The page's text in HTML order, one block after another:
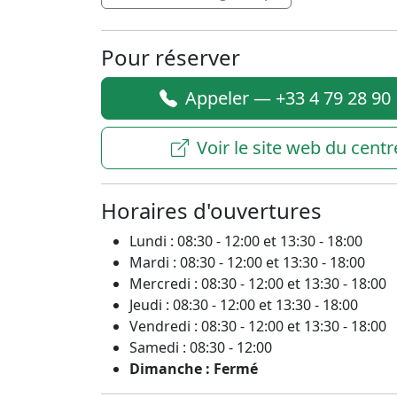
Pour réserver
Appeler — +33 4 79 28 90
Voir le site web du
Horaires d'ouvertures
Lundi : 08:30 - 12:00 et 13:30 - 18:00
Mardi : 08:30 - 12:00 et 13:30 - 18:00
Mercredi : 08:30 - 12:00 et 13:30 - 18:00
Jeudi : 08:30 - 12:00 et 13:30 - 18:00
Vendredi : 08:30 - 12:00 et 13:30 - 18:00
Samedi : 08:30 - 12:00
Dimanche : Fermé